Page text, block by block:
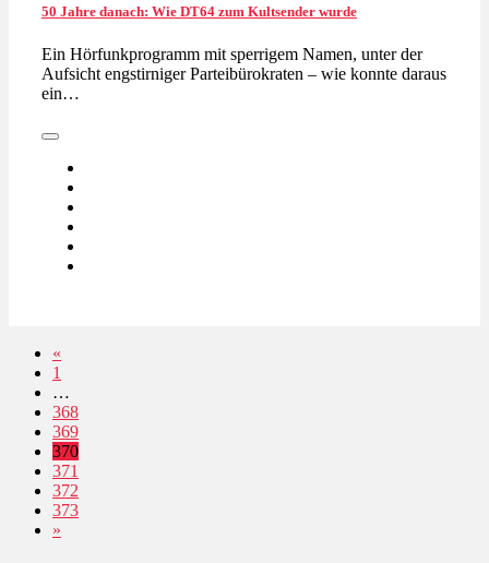
50 Jahre danach: Wie DT64 zum Kultsender wurde
Ein Hörfunkprogramm mit sperrigem Namen, unter der
Aufsicht engstirniger Parteibürokraten – wie konnte daraus
ein…
«
1
…
368
369
370
371
372
373
»